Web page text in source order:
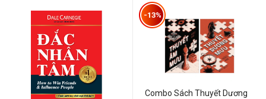
Combo Sách Thuyết Dương
-13%